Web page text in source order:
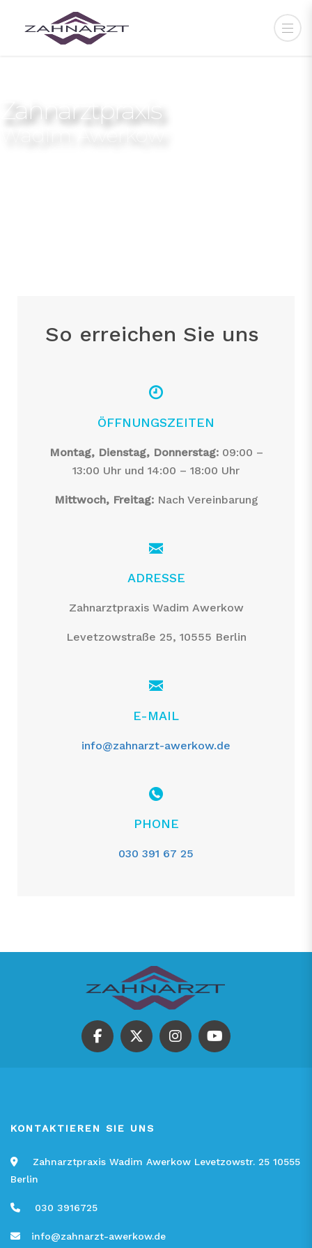
Zahnarztpraxis
So erreichen Sie uns
ÖFFNUNGSZEITEN
Montag, Dienstag, Donnerstag: 09:00 –
13:00 Uhr und 14:00 – 18:00 Uhr
Mittwoch, Freitag: Nach Vereinbarung
ADRESSE
Zahnarztpraxis Wadim Awerkow
Levetzowstraße 25, 10555 Berlin
E-MAIL
info@zahnarzt-awerkow.de
PHONE
030 391 67 25
KONTAKTIEREN SIE UNS
Zahnarztpraxis Wadim Awerkow Levetzowstr. 25 10555
Berlin
030 3916725
info@zahnarzt-awerkow.de